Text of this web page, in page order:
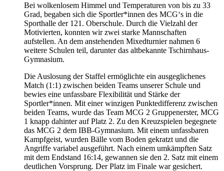
Bei wolkenlosem Himmel und Temperaturen von bis zu 33
Grad, begaben sich die Sportler*innen des MCG‘s in die
Sporthalle der 121. Oberschule. Durch die Vielzahl der
Motivierten, konnten wir zwei starke Mannschaften
aufstellen. An dem anstehenden Mixedturnier nahmen 6
weitere Schulen teil, darunter das altbekannte Tschirnhaus-
Gymnasium.
Die Auslosung der Staffel ermöglichte ein ausgeglichenes
Match (1:1) zwischen beiden Teams unserer Schule und
bewies eine unfassbare Flexibilität und Stärke der
Sportler*innen. Mit einer winzigen Punktedifferenz zwischen
beiden Teams, wurde das Team MCG 2 Gruppenerster, MCG
1 knapp dahinter auf Platz 2. Zu den Kreuzspielen begegnete
das MCG 2 dem IBB-Gymnasium. Mit einem unfassbaren
Kampfgeist, wurden Bälle vom Boden gekratzt und die
Angriffe variabel ausgeführt. Nach einem umkämpften Satz
mit dem Endstand 16:14, gewannen sie den 2. Satz mit einem
deutlichen Vorsprung. Der Platz im Finale war gesichert.